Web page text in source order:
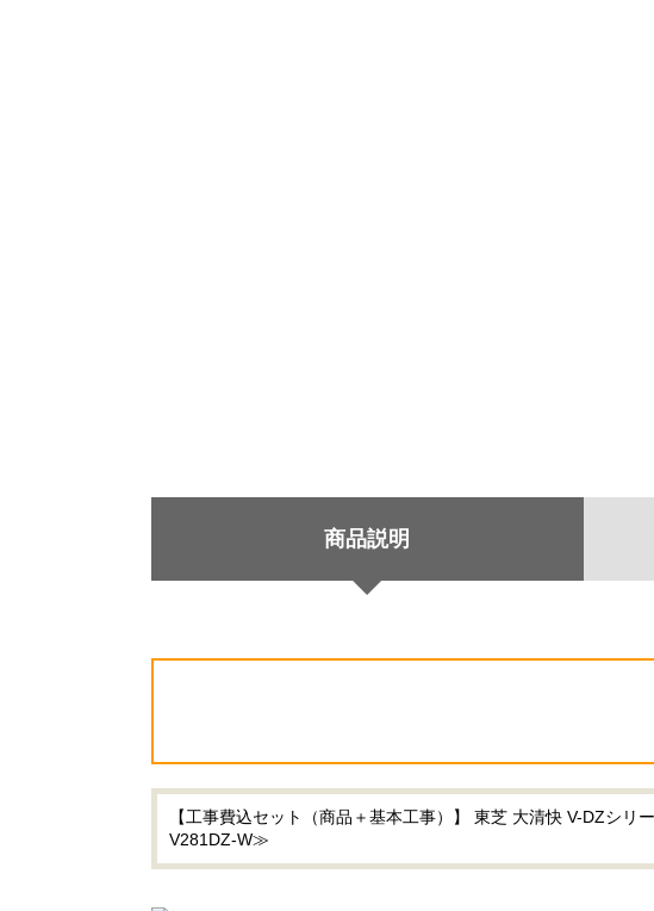
商品説明
【工事費込セット（商品＋基本工事）】 東芝 大清快 V-DZシ
V281DZ-W≫